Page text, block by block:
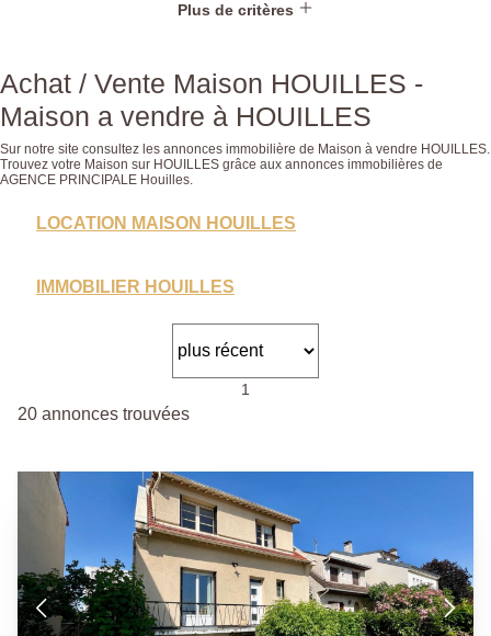
Plus de critères
Achat / Vente Maison HOUILLES -
Maison a vendre à HOUILLES
Sur notre site consultez les annonces immobilière de Maison à vendre HOUILLES.
Trouvez votre Maison sur HOUILLES grâce aux annonces immobilières de
AGENCE PRINCIPALE Houilles.
LOCATION MAISON HOUILLES
IMMOBILIER HOUILLES
1
20 annonces trouvées